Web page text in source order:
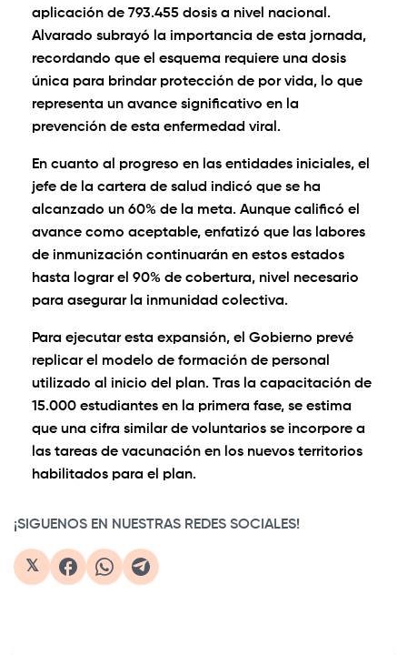
aplicación de 793.455 dosis a nivel nacional.
Alvarado subrayó la importancia de esta jornada,
recordando que el esquema requiere una dosis
única para brindar protección de por vida, lo que
representa un avance significativo en la
prevención de esta enfermedad viral.
En cuanto al progreso en las entidades iniciales, el
jefe de la cartera de salud indicó que se ha
alcanzado un 60% de la meta. Aunque calificó el
avance como aceptable, enfatizó que las labores
de inmunización continuarán en estos estados
hasta lograr el 90% de cobertura, nivel necesario
para asegurar la inmunidad colectiva.
Para ejecutar esta expansión, el Gobierno prevé
replicar el modelo de formación de personal
utilizado al inicio del plan. Tras la capacitación de
15.000 estudiantes en la primera fase, se estima
que una cifra similar de voluntarios se incorpore a
las tareas de vacunación en los nuevos territorios
habilitados para el plan.
¡SIGUENOS EN NUESTRAS REDES SOCIALES!
𝕏